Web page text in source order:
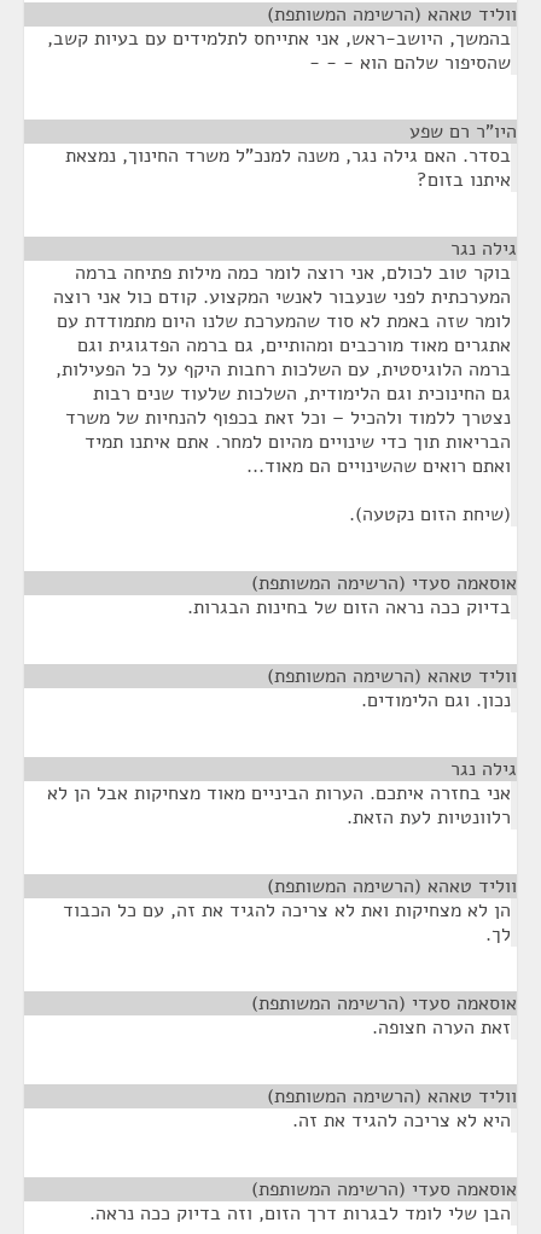
ווליד טאהא (הרשימה המשותפת)
בהמשך, היושב-ראש, אני אתייחס לתלמידים עם בעיות קשב,
שהסיפור שלהם הוא - - -
היו"ר רם שפע
בסדר. האם גילה נגר, משנה למנכ"ל משרד החינוך, נמצאת
איתנו בזום?
גילה נגר
בוקר טוב לכולם, אני רוצה לומר כמה מילות פתיחה ברמה
המערכתית לפני שנעבור לאנשי המקצוע. קודם כול אני רוצה
לומר שזה באמת לא סוד שהמערכת שלנו היום מתמודדת עם
אתגרים מאוד מורכבים ומהותיים, גם ברמה הפדגוגית וגם
ברמה הלוגיסטית, עם השלכות רחבות היקף על כל הפעילות,
גם החינוכית וגם הלימודית, השלכות שלעוד שנים רבות
נצטרך ללמוד ולהכיל – וכל זאת בכפוף להנחיות של משרד
הבריאות תוך כדי שינויים מהיום למחר. אתם איתנו תמיד
ואתם רואים שהשינויים הם מאוד...
(שיחת הזום נקטעה).
אוסאמה סעדי (הרשימה המשותפת)
בדיוק ככה נראה הזום של בחינות הבגרות.
ווליד טאהא (הרשימה המשותפת)
נכון. וגם הלימודים.
גילה נגר
אני בחזרה איתכם. הערות הביניים מאוד מצחיקות אבל הן לא
רלוונטיות לעת הזאת.
ווליד טאהא (הרשימה המשותפת)
הן לא מצחיקות ואת לא צריכה להגיד את זה, עם כל הכבוד
לך.
אוסאמה סעדי (הרשימה המשותפת)
זאת הערה חצופה.
ווליד טאהא (הרשימה המשותפת)
היא לא צריכה להגיד את זה.
אוסאמה סעדי (הרשימה המשותפת)
הבן שלי לומד לבגרות דרך הזום, וזה בדיוק ככה נראה.